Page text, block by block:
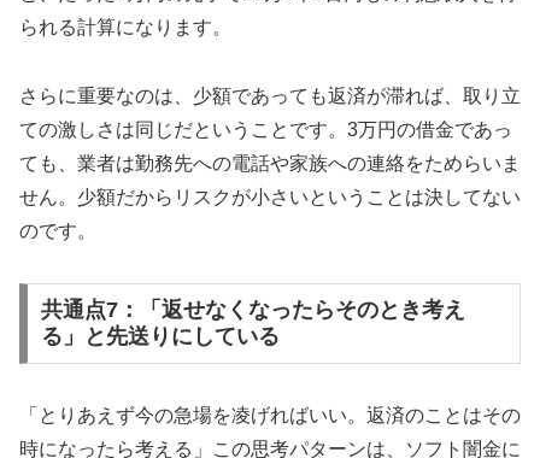
られる計算になります。
さらに重要なのは、少額であっても返済が滞れば、取り立
ての激しさは同じだということです。3万円の借金であっ
ても、業者は勤務先への電話や家族への連絡をためらいま
せん。少額だからリスクが小さいということは決してない
のです。
共通点7：「返せなくなったらそのとき考え
る」と先送りにしている
「とりあえず今の急場を凌げればいい。返済のことはその
時になったら考える」この思考パターンは、ソフト闇金に